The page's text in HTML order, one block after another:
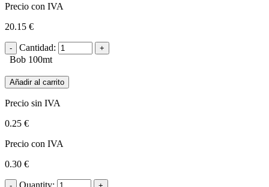
Precio con IVA
20.15 €
Cantidad:
Bob 100mt
Añadir al carrito
Precio sin IVA
0.25 €
Precio con IVA
0.30 €
Quantity: